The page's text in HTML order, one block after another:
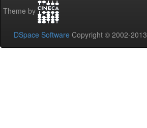
Theme by
DSpace Software Copyright © 2002-2013